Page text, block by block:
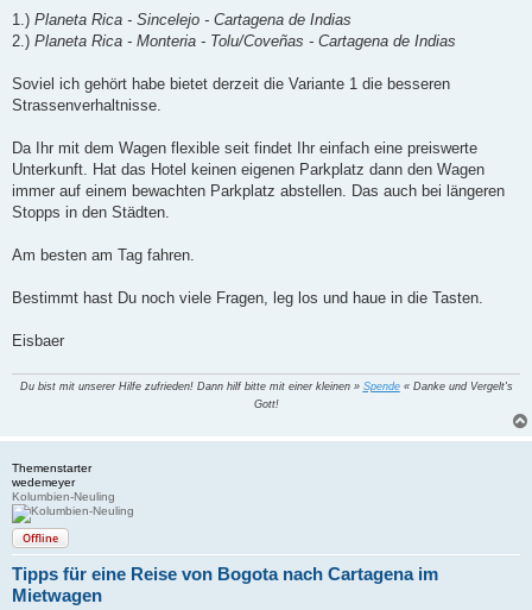
1.) Planeta Rica - Sincelejo - Cartagena de Indias
2.) Planeta Rica - Monteria - Tolu/Coveñas - Cartagena de Indias
Soviel ich gehört habe bietet derzeit die Variante 1 die besseren
Strassenverhaltnisse.
Da Ihr mit dem Wagen flexible seit findet Ihr einfach eine preiswerte
Unterkunft. Hat das Hotel keinen eigenen Parkplatz dann den Wagen
immer auf einem bewachten Parkplatz abstellen. Das auch bei längeren
Stopps in den Städten.
Am besten am Tag fahren.
Bestimmt hast Du noch viele Fragen, leg los und haue in die Tasten.
Eisbaer
Du bist mit unserer Hilfe zufrieden! Dann hilf bitte mit einer kleinen » Spende« Danke und Vergelt's
Gott!
Themenstarter
wedemeyer
Kolumbien-Neuling
Offline
Tipps für eine Reise von Bogota nach Cartagena im
Mietwagen